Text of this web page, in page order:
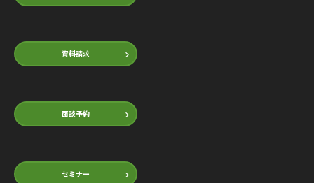
資料請求
面談予約
セミナー